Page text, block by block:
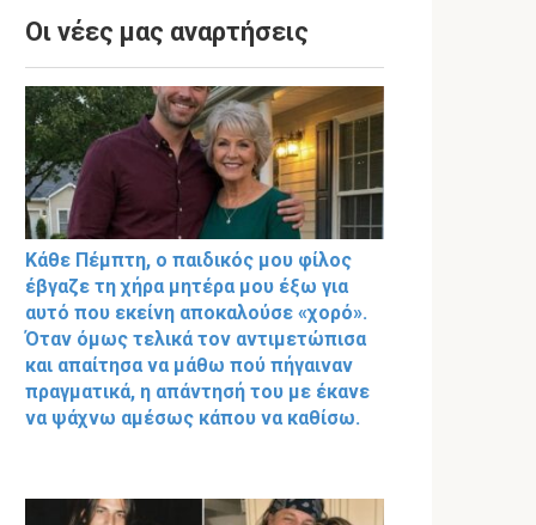
Οι νέες μας αναρτήσεις
Κάθε Πέμπτη, ο παιδικός μου φίλος
έβγαζε τη χήρα μητέρα μου έξω για
αυτό που εκείνη αποκαλούσε «χορό».
Όταν όμως τελικά τον αντιμετώπισα
και απαίτησα να μάθω πού πήγαιναν
πραγματικά, η απάντησή του με έκανε
να ψάχνω αμέσως κάπου να καθίσω.